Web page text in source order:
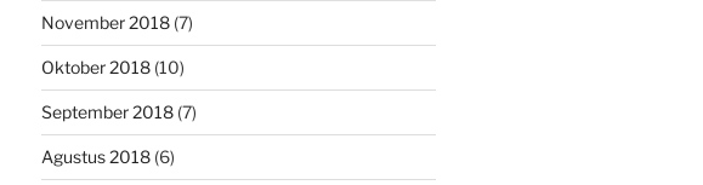
November 2018(7)
Oktober 2018(10)
September 2018(7)
Agustus 2018(6)